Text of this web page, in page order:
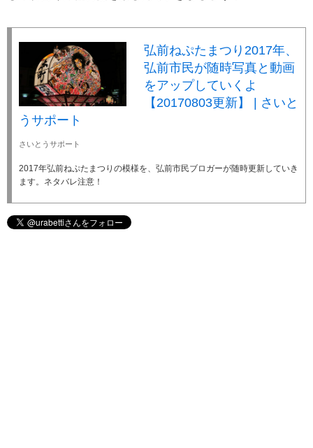
弘前ねぷたまつり2017年、
弘前市民が随時写真と動画
をアップしていくよ
【20170803更新】 | さいと
うサポート
さいとうサポート
2017年弘前ねぷたまつりの模様を、弘前市民ブロガーが随時更新していき
ます。ネタバレ注意！